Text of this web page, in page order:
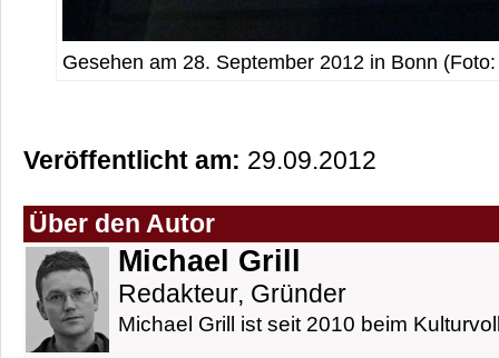
Gesehen am 28. September 2012 in Bonn
Veröffentlicht am: 29.09.2012
Über den Autor
Michael Grill
Redakteur, Gründer
Michael Grill ist seit 2010 beim